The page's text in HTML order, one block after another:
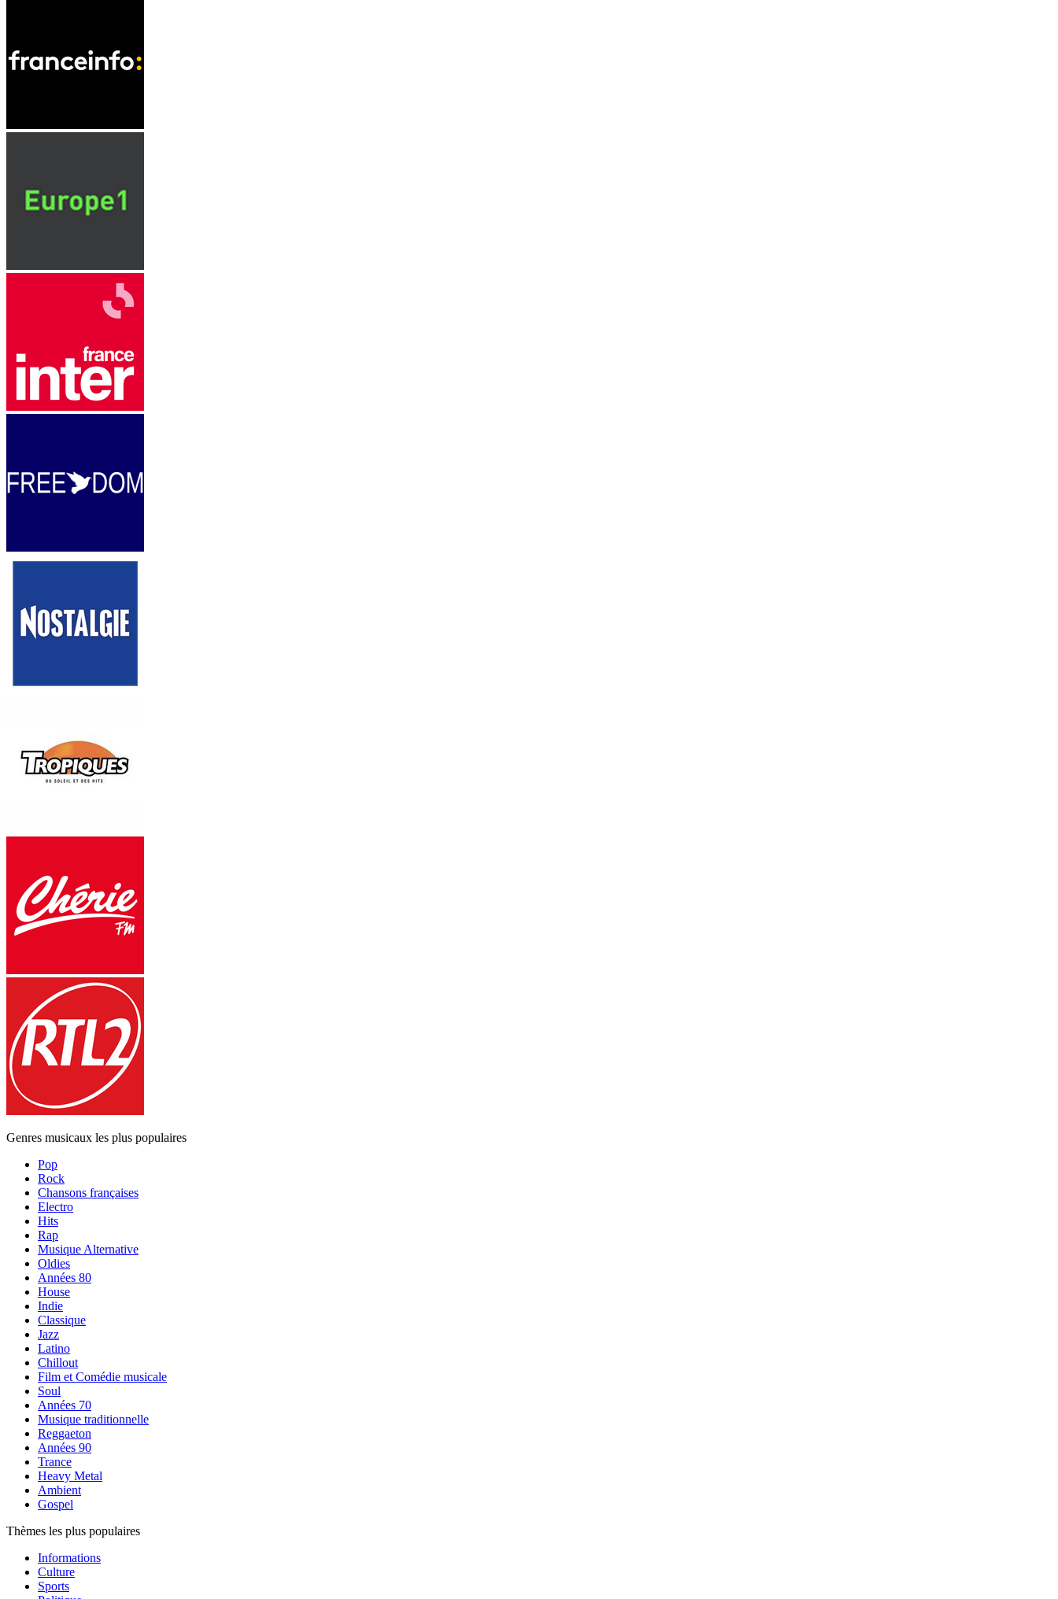
Genres musicaux les plus populaires
Pop
Rock
Chansons françaises
Electro
Hits
Rap
Musique Alternative
Oldies
Années 80
House
Indie
Classique
Jazz
Latino
Chillout
Film et Comédie musicale
Soul
Années 70
Musique traditionnelle
Reggaeton
Années 90
Trance
Heavy Metal
Ambient
Gospel
Thèmes les plus populaires
Informations
Culture
Sports